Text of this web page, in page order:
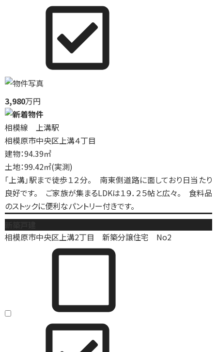
3,980万円
相模線 上溝駅
相模原市中央区上溝４丁目
建物：94.39㎡
土地：99.42㎡(実測)
「上溝」駅まで徒歩１２分。 南東側道路に面しており日当たり
良好です。 ご家族が集まるLDKは１９．２５帖と広々。 食料品
のストックに便利なパントリー付きです。
相模原市中央区上溝2丁目 新築分譲住宅 No2